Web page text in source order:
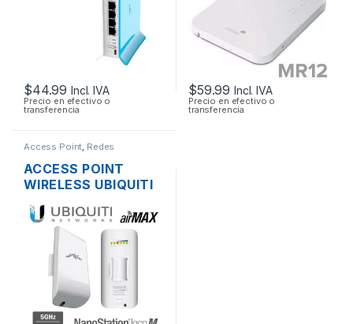
$44.99 Incl. IVA
Precio en efectivo o
transferencia
$59.99 Incl. IVA
Precio en efectivo o
transferencia
Access Point Redes
ACCESS POINT
WIRELESS UBIQUITI
LOCOM5 AIRMAX
5GHZ 13DBI MIMO
200MW 150MBPS +
POE OUTDOOR